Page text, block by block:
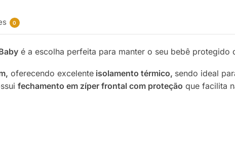
0
é a escolha perfeita para manter o seu bebê
oferecendo excelenteisolamento térmico, sendo ideal
fechamento em zíper frontal com proteção que facilita